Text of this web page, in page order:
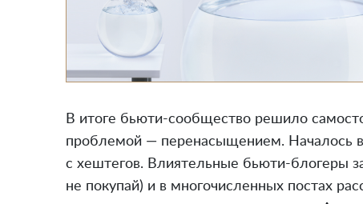
К чему это привело
Красоту не нужно воспринимать в рамках
и тенденции. Индустрия никогда не
не стояли в стороне от общих проблем.